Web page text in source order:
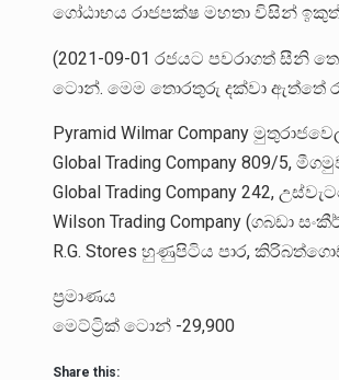
ගෝඨාභය රාජපක්ෂ මහතා විසින් ඉකුත්
(2021-09-01 රජයට පවරාගත් සීනි
ටොන්. මෙම තොරතුරු දක්වා ඇත්තේ
Pyramid Wilmar Company
Global Trading Company 809/5,
Global Trading Company 242,
Wilson Trading Company (ගබඩා
R.G. Stores හුණුපිටිය පාර,
ප්‍රමාණය
මෙට්ට්‍රික් ටොන් -29,900
Share this: